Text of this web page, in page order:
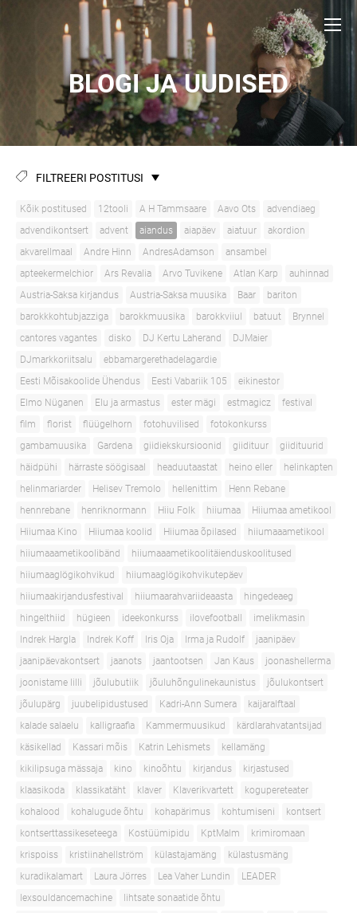
BLOGI JA UUDISED
FILTREERI POSTITUSI
Kõik postitused 12tooli A H Tammsaare Aavo Ots
advendiaeg
advendikontsert
advent aiandus aiapäev aiatuur
akordion
akvarellmaal
Andre Hinn AndresAdamson
ansambel
apteekermelchior
Ars Revalia Arvo Tuvikene Atlan Karp
auhinnad
Austria-Saksa kirjandus
Austria-Saksa muusika Baar
bariton
barokkkohtubjazziga
barokkmuusika barokkviiul batuut
Brynnel
cantores vagantes
disko DJ Kertu Laherand
DJMaier
DJmarkkoriitsalu
ebbamargerethadelagardie
Eesti Mõisakoolide Ühendus
Eesti Vabariik 105
eikinestor
Elmo Nüganen
Elu ja armastus ester mägi estmagicz
festival
film
florist flüügelhorn fotohuvilised
fotokonkurss
gambamuusika
Gardena giidiekskursioonid giidituur
giidituurid
häidpühi
härraste söögisaal headuutaastat heino eller
helinkapten
helinmariarder
Helisev Tremolo hellenittim
Henn Rebane
hennrebane
henriknormann Hiiu Folk hiiumaa
Hiiumaa ametikool
Hiiumaa Kino
Hiiumaa koolid Hiiumaa õpilased
hiiumaaametikool
hiiumaaametikoolibänd
hiiumaaametikoolitäienduskoolitused
hiiumaaglögikohvikud
hiiumaaglögikohvikutepäev
hiiumaakirjandusfestival
hiiumaarahvariideaasta
hingedeaeg
hingelthiid
hügieen ideekonkurss ilovefootball
imelikmasin
Indrek Hargla
Indrek Koff Iris Oja Irma ja Rudolf
jaanipäev
jaanipäevakontsert
jaanots jaantootsen Jan Kaus
joonashellerma
joonistame lilli
jõulubutiik jõuluhõngulinekaunistus
jõulukontsert
jõulupärg
juubelipidustused Kadri-Ann Sumera
kaijaralftaal
kalade salaelu
kalligraafia Kammermuusikud
kärdlarahvatantsijad
käsikellad
Kassari mõis Katrin Lehismets
kellamäng
kikilipsuga mässaja
kino kinoõhtu kirjandus
kirjastused
klaasikoda
klassikatäht klaver Klaverikvartett
kogupereteater
kohalood
kohalugude õhtu kohapärimus kohtumiseni
kontsert
kontserttassikeseteega
Kostüümipidu KptMalm
krimiromaan
krispoiss
kristiinahellström külastajamäng
külastusmäng
kuradikalamart
Laura Jörres Lea Vaher Lundin
LEADER
lexsouldancemachine
lihtsate sonaatide õhtu